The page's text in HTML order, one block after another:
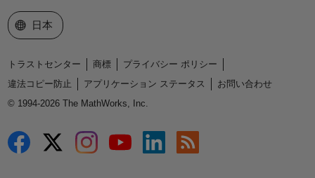
Web サイトの選択
日本
トラストセンター 商標
プライバシー ポリシー
違法コピー防止
アプリケーション ステータス
お問い合わせ
© 1994-2026 The MathWorks, Inc.